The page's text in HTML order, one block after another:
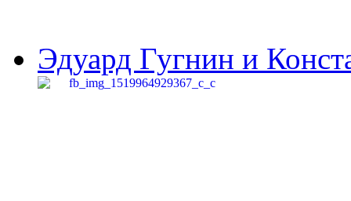
Эдуард Гугнин и